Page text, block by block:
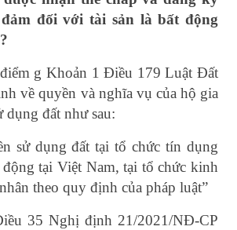
đối với tài sản là bất động
g Khoản 1 Điều 179 Luật Đất
về quyền và nghĩa vụ của hộ gia
dụng đất như sau:
sử dụng đất tại tổ chức tín dụng
tại Việt Nam, tại tổ chức kinh
theo quy định của pháp luật”
35 Nghị định 21/2021/NĐ-CP